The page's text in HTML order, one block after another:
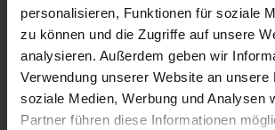
personalisieren, Funktionen für soziale
zu können und die Zugriffe auf unsere
analysieren. Außerdem geben wir
Verwendung unserer Website an unsere
soziale Medien, Werbung und Analysen
Partner führen diese Informationen
Shock YSS
BMW Monolever models